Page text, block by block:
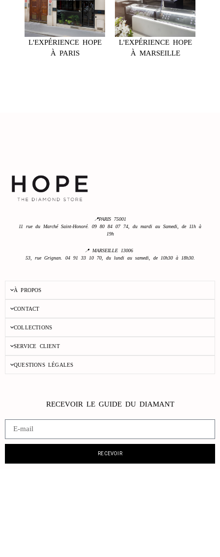
L'EXPÉRIENCE HOPE
À PARIS
L'EXPÉRIENCE HOPE
À MARSEILLE
📍PARIS 75001
11 rue du Marché Saint-Honoré. 09 80 84 07 74, du mardi au Samedi, de 11h à
19h
📍 MARSEILLE 13006
53, rue Grignan. 04 91 33 10 70, du lundi au samedi, de 10h30 à 18h30.
À PROPOS
CONTACT
COLLECTIONS
SERVICE CLIENT
QUESTIONS LÉGALES
RECEVOIR LE GUIDE DU DIAMANT
RECEVOIR